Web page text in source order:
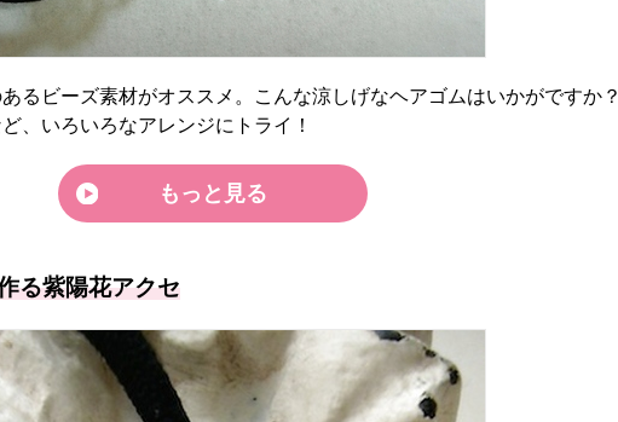
るビーズ素材がオススメ。こんな涼しげなヘアゴムはいかがですか？
、いろいろなアレンジにトライ！
もっと見る
る紫陽花アクセ